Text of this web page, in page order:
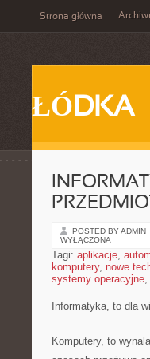
Strona główna
ŁÓDKA
POSTED BY ADMIN
WYŁĄCZONA
Tagi: aplikacje,
komputery, nowe
systemy operacyjne,
Informatyka, to dla
Komputery, to